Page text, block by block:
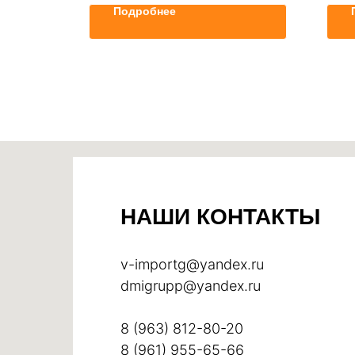
Подробнее
НАШИ КОНТАКТЫ
v-importg@yandex.ru
dmigrupp@yandex.ru
8 (963) 812-80-20
8 (961) 955-65-66